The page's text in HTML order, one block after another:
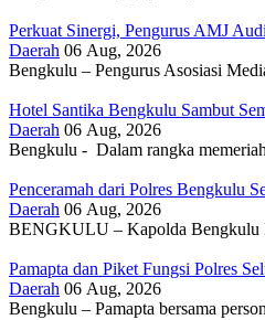
Perkuat Sinergi, Pengurus AMJ
Daerah 06 Aug, 2026
Bengkulu – Pengurus Asosiasi
Hotel Santika Bengkulu Sambut
Daerah 06 Aug, 2026
Bengkulu - Dalam rangka
Penceramah dari Polres Bengkulu
Daerah 06 Aug, 2026
BENGKULU – Kapolda Bengkulu
Pamapta dan Piket Fungsi Polres
Daerah 06 Aug, 2026
Bengkulu – Pamapta bersama